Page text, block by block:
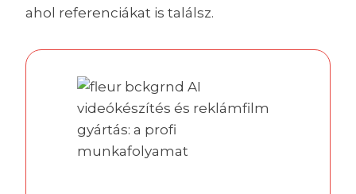
ahol referenciákat is találsz.